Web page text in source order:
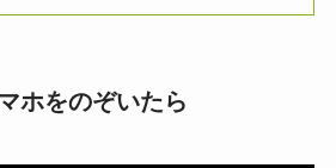
ホをのぞいたら